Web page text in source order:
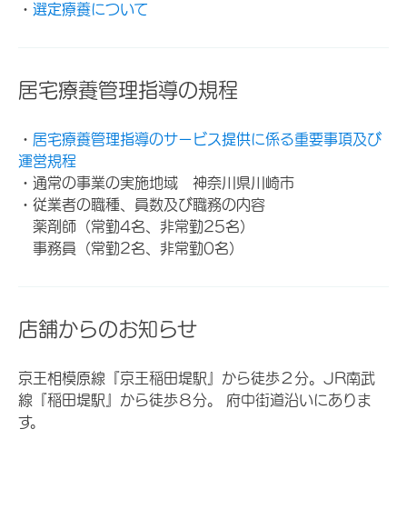
・ 選定療養について
居宅療養管理指導の規程
・ 居宅療養管理指導のサービス提供に係る重要事項及び
運営規程
・通常の事業の実施地域 神奈川県川崎市
・従業者の職種、員数及び職務の内容
薬剤師（常勤4名、非常勤25名）
事務員（常勤2名、非常勤0名）
店舗からのお知らせ
京王相模原線『京王稲田堤駅』から徒歩２分。JR南武
線『稲田堤駅』から徒歩８分。 府中街道沿いにありま
す。